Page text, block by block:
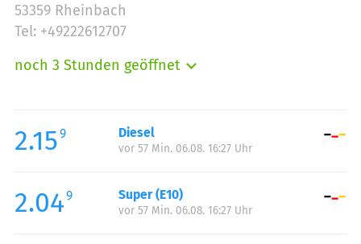
53359 Rheinbach
Tel: +49222612707
noch 3 Stunden geöffnet
Mittwoch:
06:00-23:00
Donnerstag:
Samstag:
06:00-23:00
Sonntag:
2.159 Diesel
vor 57 Min. 06.08. 16:27 Uhr
2.049 Super (E10)
vor 57 Min. 06.08. 16:27 Uhr